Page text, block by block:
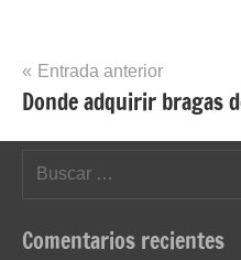
Navegación
de
entradas
Entrada anterior
Donde adquirir bragas
Comentarios recientes